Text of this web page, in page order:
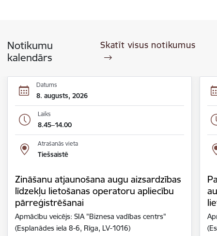
Notikumu
kalendārs
Skatīt visus notikumus
Datums
8. augusts, 2026
Laiks
8.45–14.00
Atrašanās vieta
Tiešsaistē
Zināšanu atjaunošana augu aizsardzības
līdzekļu lietošanas operatoru apliecību
pārreģistrēšanai
Apmācību veicējs: SIA "Biznesa vadības centrs"
(Esplanādes iela 8-6, Rīga, LV-1016)